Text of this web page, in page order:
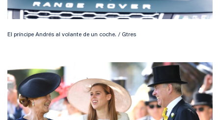
El príncipe Andrés al volante de un coche. / Gtres